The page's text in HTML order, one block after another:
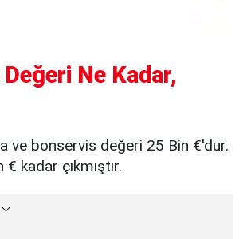
Ne Kadar,
ve bonservis değeri 25 Bin €'dur.
kadar çıkmıştır.